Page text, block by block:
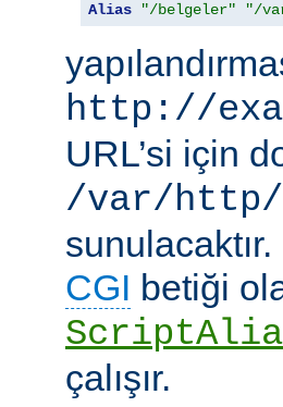
Alias "/belgeler" "/
http://
URL’si için
/var/http/
CGI betiği
çalışır.